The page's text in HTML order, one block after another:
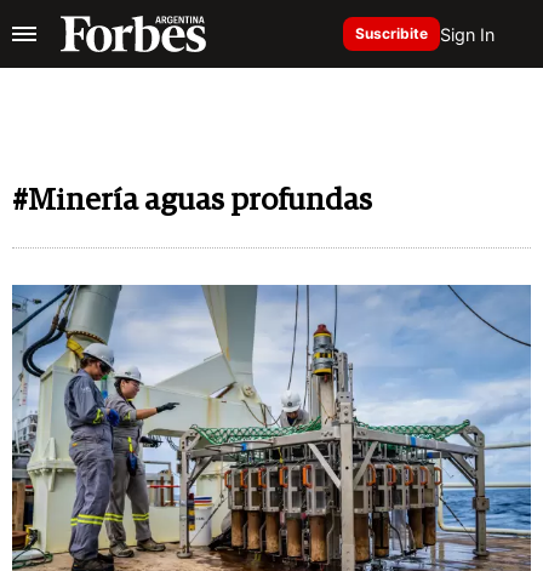
Suscribite Sign In
#Minería aguas profundas